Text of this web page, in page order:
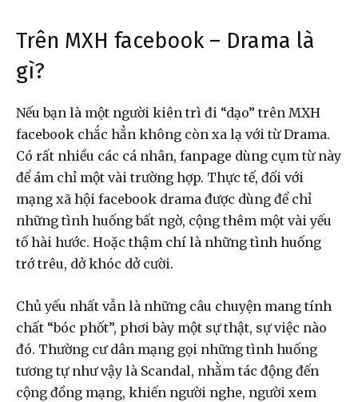
Trên MXH facebook – Drama là
gì?
Nếu bạn là một người kiên trì đi “dạo” trên MXH
facebook chắc hẳn không còn xa lạ với từ Drama.
Có rất nhiều các cá nhân, fanpage dùng cụm từ này
để ám chỉ một vài trường hợp. Thực tế, đối với
mạng xã hội facebook drama được dùng để chỉ
những tình huống bất ngờ, cộng thêm một vài yếu
tố hài hước. Hoặc thậm chí là những tình huống
trớ trêu, dở khóc dở cười.
Chủ yếu nhất vẫn là những câu chuyện mang tính
chất “bóc phốt”, phơi bày một sự thật, sự việc nào
đó. Thường cư dân mạng gọi những tình huống
tương tự như vậy là Scandal, nhằm tác động đến
cộng đồng mạng, khiến người nghe, người xem